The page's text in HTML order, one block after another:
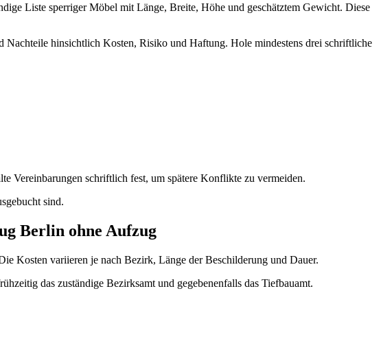
Liste sperriger Möbel mit Länge, Breite, Höhe und geschätztem Gewicht. Diese
hinsichtlich Kosten, Risiko und Haftung. Hole mindestens drei schriftliche
Vereinbarungen schriftlich fest, um spätere Konflikte zu vermeiden.
sind.
Berlin ohne Aufzug
Kosten variieren je nach Bezirk, Länge der Beschilderung und Dauer.
das zuständige Bezirksamt und gegebenenfalls das Tiefbauamt.